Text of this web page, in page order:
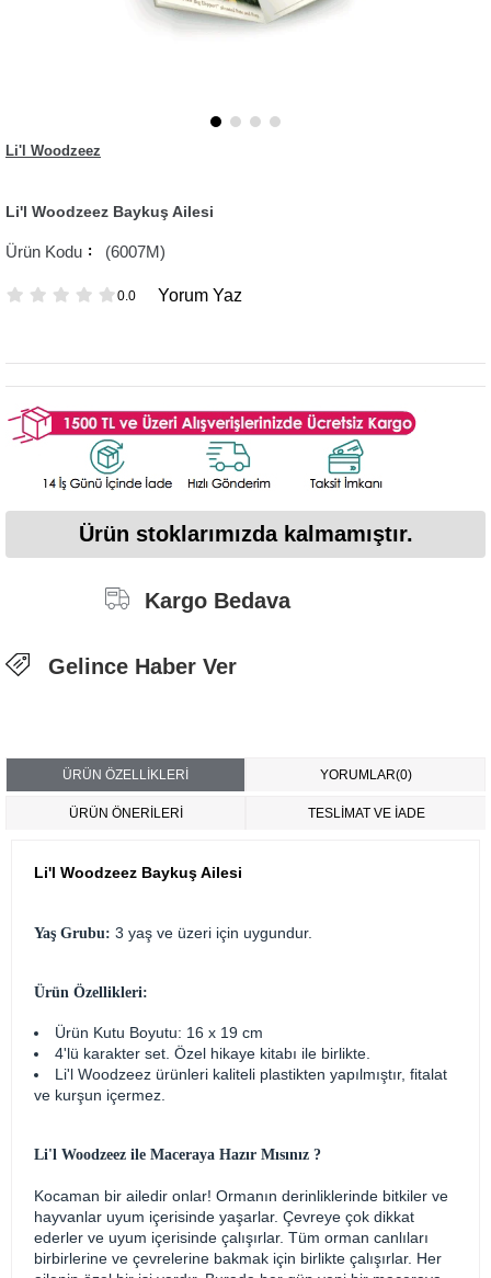
Li'l Woodzeez
Li'l Woodzeez Baykuş Ailesi
(6007M)
0.0 Yorum Yaz
Ürün stoklarımızda kalmamıştır.
Kargo Bedava
Gelince Haber Ver
ÜRÜN ÖZELLIKLERI YORUMLAR(0)
ÜRÜN ÖNERILERI TESLİMAT VE İADE
Li'l Woodzeez Baykuş Ailesi
Yaş Grubu: 3 yaş ve üzeri için uygundur.
Ürün Özellikleri:
Ürün Kutu Boyutu: 16 x 19 cm
4'lü karakter set. Özel hikaye kitabı ile birlikte.
Li'l Woodzeez ürünleri kaliteli plastikten yapılmıştır, fitalat
ve kurşun içermez.
Li'l Woodzeez ile Maceraya Hazır Mısınız ?
Kocaman bir ailedir onlar! Ormanın derinliklerinde bitkiler ve
hayvanlar uyum içerisinde yaşarlar. Çevreye çok dikkat
ederler ve uyum içerisinde çalışırlar. Tüm orman canlıları
birbirlerine ve çevrelerine bakmak için birlikte çalışırlar. Her